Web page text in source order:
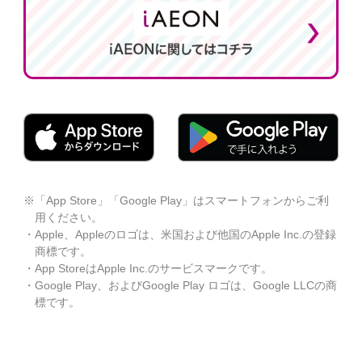
※
「App Store」「Google Play」はスマートフォンからご利
用ください。
・ Apple、Appleのロゴは、米国および他国のApple Inc.の登録
商標です。
・ App StoreはApple Inc.のサービスマークです。
・ Google Play、およびGoogle Play ロゴは、Google LLCの商
標です。